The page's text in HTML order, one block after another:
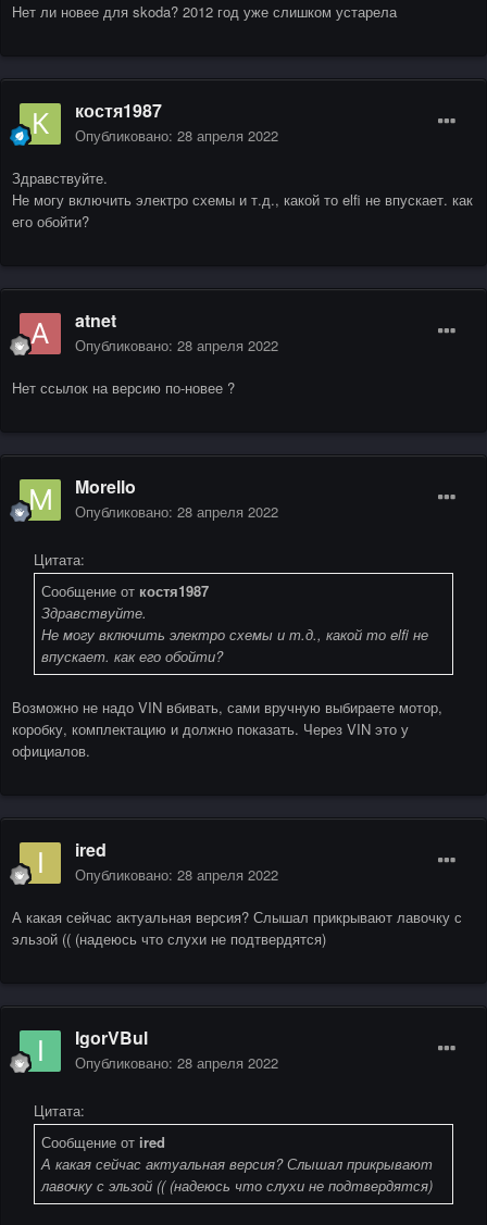
Нет ли новее для skoda? 2012 год уже слишком устарела
костя1987
Опубликовано: 28 апреля 2022
Здравствуйте.
Не могу включить электро схемы и т.д., какой то elfi не впускает. как
его обойти?
atnet
Опубликовано: 28 апреля 2022
Нет ссылок на версию по-новее ?
Morello
Опубликовано: 28 апреля 2022
Цитата:
Сообщение от костя1987
Здравствуйте.
Не могу включить электро схемы и т.д., какой то elfi не
впускает. как его обойти?
Возможно не надо VIN вбивать, сами вручную выбираете мотор,
коробку, комплектацию и должно показать. Через VIN это у
официалов.
ired
Опубликовано: 28 апреля 2022
А какая сейчас актуальная версия? Слышал прикрывают лавочку с
эльзой (( (надеюсь что слухи не подтвердятся)
IgorVBul
Опубликовано: 28 апреля 2022
Цитата:
Сообщение от ired
А какая сейчас актуальная версия? Слышал прикрывают
лавочку с эльзой (( (надеюсь что слухи не подтвердятся)